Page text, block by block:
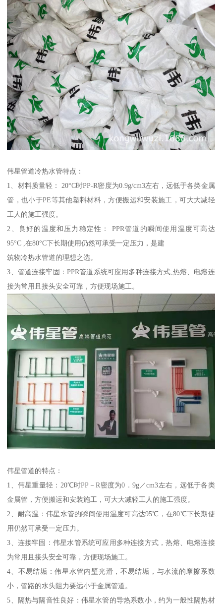
伟星管道冷热水管特点：
1、材料质量轻： 20°C时PP-R密度为0.9g/cm3左右，远低于各类金属
管，也小于PE等其他塑料材料，方便搬运和安装施工，可大大减轻
工人的施工强度。
2、良好的温度和压力稳定性： PPR管道的瞬间使用温度可高达
95°C ,在80°C下长期使用仍然可承受一定压力，是建
筑物冷热水管道的理想之选。
3、管道连接牢固：PPR管道系统可应用多种连接方式,热熔、电熔连
接为常用且接头安全可靠，方便现场施工。
伟星管道的特点：
1、伟星重量轻：20℃时PP－R密度为0．9g／cm3左右，远低于各类
金属管，方便搬运和安装施工，可大大减轻工人的施工强度。
2、耐高温：伟星水管的瞬间使用温度可高达95℃，在80℃下长期使
用仍然可承受一定压力。
3、连接牢固：伟星水管系统可应用多种连接方式，热熔、电熔连接
为常用且接头安全可靠，方便现场施工。
4、不易结垢：伟星水管内壁光滑，不易结垢，与水流的摩擦系数
小，管路的水头阻力要远小于金属管道。
5、隔热与隔音性良好：伟星水管的导热系数小，约为一般性隔热材